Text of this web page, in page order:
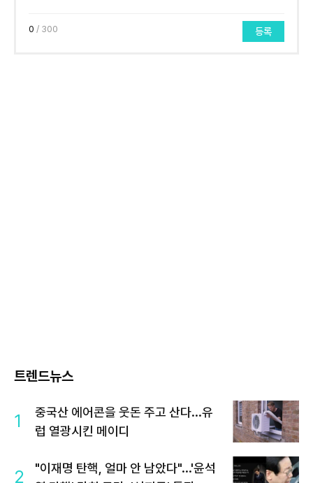
0 / 300 등록
트렌드뉴스
1
중국산 에어콘을 웃돈 주고 산다...유
럽 열광시킨 메이디
2
"이재명 탄핵, 얼마 안 남았다"...'윤석